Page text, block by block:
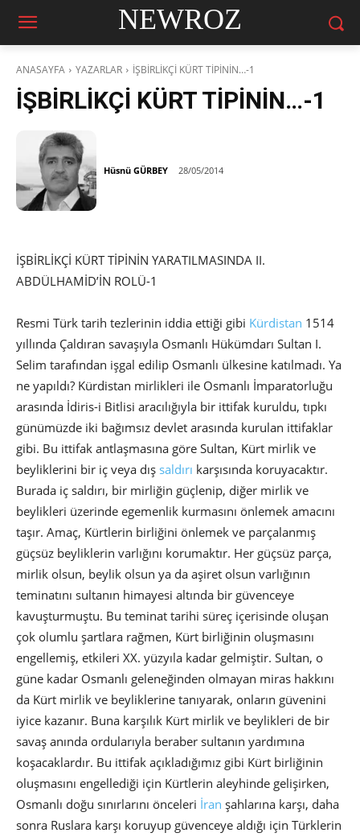
NEWROZ
ANASAYFA YAZARLAR İŞBİRLİKÇİ KÜRT TİPİNİN…-1
İŞBİRLİKÇİ KÜRT TİPİNİN…-1
Hüsnü GÜRBEY 28/05/2014
İŞBİRLİKÇİ KÜRT TİPİNİN YARATILMASINDA II.
ABDÜLHAMİD’İN ROLÜ-1
Resmi Türk tarih tezlerinin iddia ettiği gibi Kürdistan 1514
yıllında Çaldıran savaşıyla Osmanlı Hükümdarı Sultan I.
Selim tarafından işgal edilip Osmanlı ülkesine katılmadı. Ya
ne yapıldı? Kürdistan mirlikleri ile Osmanlı İmparatorluğu
arasında İdiris-i Bitlisi aracılığıyla bir ittifak kuruldu, tıpkı
günümüzde iki bağımsız devlet arasında kurulan ittifaklar
gibi. Bu ittifak antlaşmasına göre Sultan, Kürt mirlik ve
beyliklerini bir iç veya dış saldırı karşısında koruyacaktır.
Burada iç saldırı, bir mirliğin güçlenip, diğer mirlik ve
beylikleri üzerinde egemenlik kurmasını önlemek amacını
taşır. Amaç, Kürtlerin birliğini önlemek ve parçalanmış
güçsüz beyliklerin varlığını korumaktır. Her güçsüz parça,
mirlik olsun, beylik olsun ya da aşiret olsun varlığının
teminatını sultanın himayesi altında bir güvenceye
kavuşturmuştu. Bu teminat tarihi süreç içerisinde oluşan
çok olumlu şartlara rağmen, Kürt birliğinin oluşmasını
engellemiş, etkileri XX. yüzyıla kadar gelmiştir. Sultan, o
güne kadar Osmanlı geleneğinden olmayan miras hakkını
da Kürt mirlik ve beyliklerine tanıyarak, onların güvenini
iyice kazanır. Buna karşılık Kürt mirlik ve beylikleri de bir
savaş anında ordularıyla beraber sultanın yardımına
koşacaklardır. Bu ittifak açıkladığımız gibi Kürt birliğinin
oluşmasını engellediği için Kürtlerin aleyhinde gelişirken,
Osmanlı doğu sınırlarını önceleri İran şahlarına karşı, daha
sonra Ruslara karşı koruyup güvenceye aldığı için Türklerin